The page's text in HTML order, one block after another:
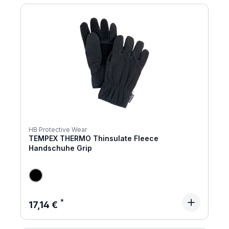
HB Protective Wear
TEMPEX THERMO Thinsulate Fleece
Handschuhe Grip
Regulärer Preis:
17,14 €